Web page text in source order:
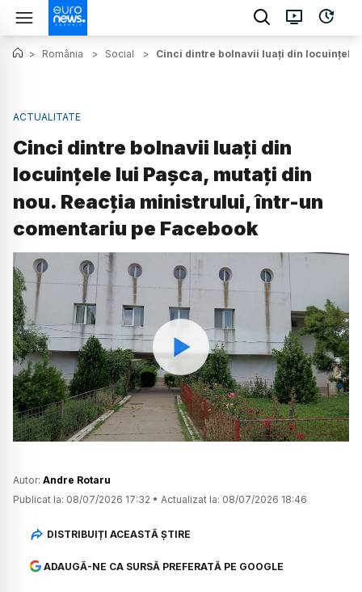
> România > Social > Cinci dintre bolnavii luați din locuințele
ACTUALITATE
Cinci dintre bolnavii luați din
locuințele lui Pașca, mutați din
nou. Reacția ministrului, într-un
comentariu pe Facebook
Watch
Autor: Andre Rotaru
Publicat la: 08/07/2026 17:32 • Actualizat la: 08/07/2026 18:46
DISTRIBUIȚI ACEASTĂ ȘTIRE
ADAUGĂ-NE CA SURSĂ PREFERATĂ PE GOOGLE